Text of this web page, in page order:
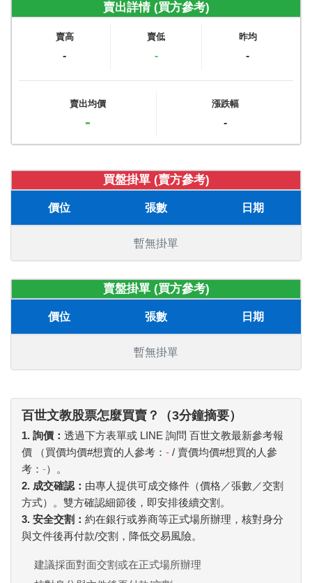
賣出詳情 (買方參考)
賣高
-
賣低
-
昨均
-
賣出均價
-
漲跌幅
-
買盤掛單 (賣方參考)
價位 張數 日期
暫無掛單
賣盤掛單 (買方參考)
價位 張數 日期
暫無掛單
百世文教股票怎麼買賣？（3分鐘摘要）
1. 詢價： 透過下方表單或 LINE 詢問 百世文教最新參考報
價 （買價均價#想賣的人參考： - / 賣價均價#想買的人參
考： -）。
2. 成交確認： 由專人提供可成交條件（價格／張數／交割
方式）。雙方確認細節後，即安排後續交割。
3. 安全交割： 約在銀行或券商等正式場所辦理，核對身分
與文件後再付款/交割，降低交易風險。
建議採面對面交割或在正式場所辦理